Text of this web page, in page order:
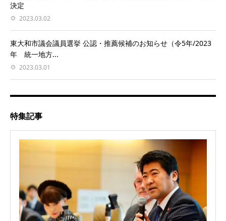
決定
2023.03.02
東大和市議会議員選挙 公認・推薦候補のお知らせ（令5年/2023
年 統一地方...
2023.03.01
特集記事